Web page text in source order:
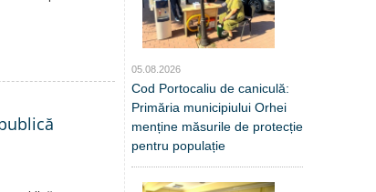
05.08.2026
Cod Portocaliu de caniculă:
Primăria municipiului Orhei
menține măsurile de protecție
pentru populație